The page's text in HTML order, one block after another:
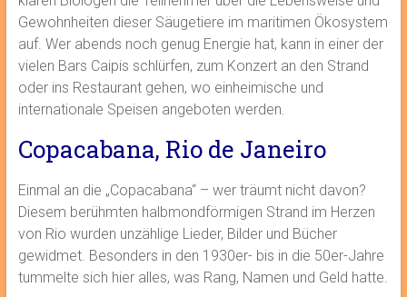
Gewohnheiten dieser Säugetiere im maritimen Ökosystem
auf. Wer abends noch genug Energie hat, kann in einer der
vielen Bars Caipis schlürfen, zum Konzert an den Strand
oder ins Restaurant gehen, wo einheimische und
internationale Speisen angeboten werden.
Copacabana, Rio de Janeiro
Einmal an die „Copacabana“ – wer träumt nicht davon?
Diesem berühmten halbmondförmigen Strand im Herzen
von Rio wurden unzählige Lieder, Bilder und Bücher
gewidmet. Besonders in den 1930er- bis in die 50er-Jahre
tummelte sich hier alles, was Rang, Namen und Geld hatte.